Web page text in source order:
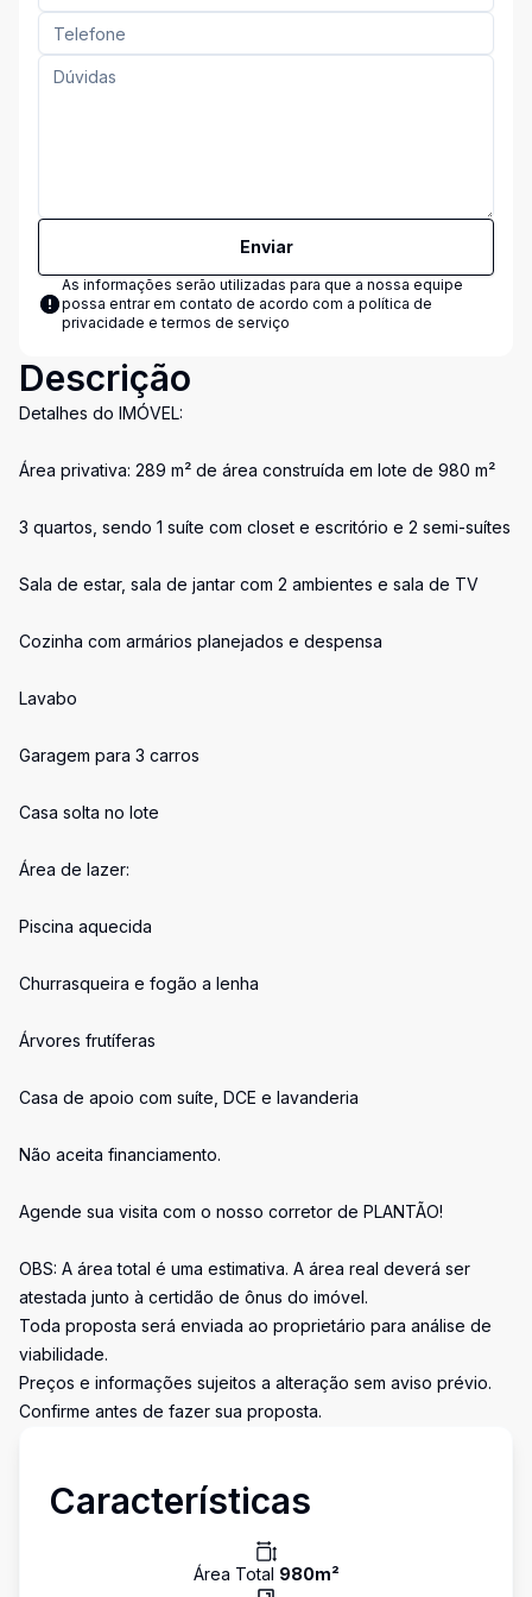
Enviar
As informações serão utilizadas para que a nossa equipe
possa entrar em contato de acordo com a política de
privacidade e termos de serviço
Descrição
Detalhes do IMÓVEL:
Área privativa: 289 m² de área construída em lote de 980 m²
3 quartos, sendo 1 suíte com closet e escritório e 2 semi-suítes
Sala de estar, sala de jantar com 2 ambientes e sala de TV
Cozinha com armários planejados e despensa
Lavabo
Garagem para 3 carros
Casa solta no lote
Área de lazer:
Piscina aquecida
Churrasqueira e fogão a lenha
Árvores frutíferas
Casa de apoio com suíte, DCE e lavanderia
Não aceita financiamento.
Agende sua visita com o nosso corretor de PLANTÃO!
OBS: A área total é uma estimativa. A área real deverá ser
atestada junto à certidão de ônus do imóvel.
Toda proposta será enviada ao proprietário para análise de
viabilidade.
Preços e informações sujeitos a alteração sem aviso prévio.
Confirme antes de fazer sua proposta.
Características
Área Total 980m²